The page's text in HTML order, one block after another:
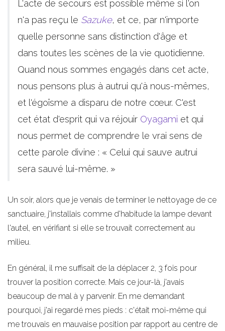
L'acte de secours est possible même si l'on
n'a pas reçu le Sazuke, et ce, par n'importe
quelle personne sans distinction d'âge et
dans toutes les scènes de la vie quotidienne.
Quand nous sommes engagés dans cet acte,
nous pensons plus à autrui qu'à nous-mêmes,
et l'égoïsme a disparu de notre cœur. C'est
cet état d'esprit qui va réjouir Oyagami et qui
nous permet de comprendre le vrai sens de
cette parole divine : « Celui qui sauve autrui
sera sauvé lui-même. »
Un soir, alors que je venais de terminer le nettoyage de ce
sanctuaire, j'installais comme d'habitude la lampe devant
l'autel, en vérifiant si elle se trouvait correctement au
milieu.
En général, il me suffisait de la déplacer 2, 3 fois pour
trouver la position correcte. Mais ce jour-là, j'avais
beaucoup de mal à y parvenir. En me demandant
pourquoi, j'ai regardé mes pieds : c'était moi-même qui
me trouvais en mauvaise position par rapport au centre de